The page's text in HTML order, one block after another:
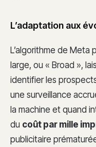
L’adaptation aux
L’algorithme de Meta
large, ou « Broad »,
identifier les
une surveillance
la machine et quand
du coût par mille
publicitaire